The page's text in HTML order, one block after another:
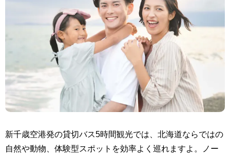
新千歳空港発の貸切バス5時間観光では、北海道ならではの
自然や動物、体験型スポットを効率よく巡れますよ。ノー